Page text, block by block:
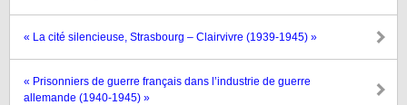
« La cité silencieuse, Strasbourg – Clairvivre (1939-1945) »
« Prisonniers de guerre français dans l’industrie de guerre
allemande (1940-1945) »